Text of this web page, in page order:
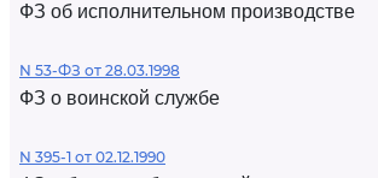
ФЗ об исполнительном производстве
N 53-ФЗ от 28.03.1998
ФЗ о воинской службе
N 395-1 от 02.12.1990